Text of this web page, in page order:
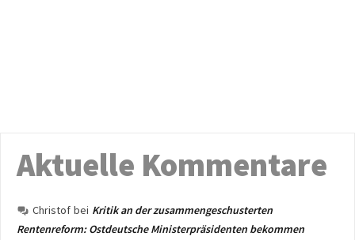
Aktuelle Kommentare
Christof bei Kritik an der zusammengeschusterten
Rentenreform: Ostdeutsche Ministerpräsidenten bekommen